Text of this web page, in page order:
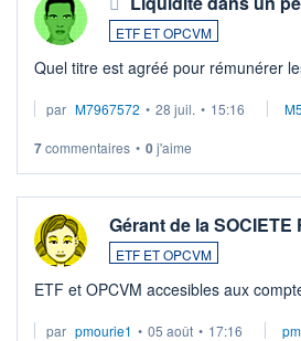
ETF ET OPCVM
Quel titre est agréé pour rémunérer
par M7967572 • 28 juil. • 15:16
7commentaires • 0j'aime
Gérant de la
ETF ET OPCVM
ETF et OPCVM accesibles aux
par pmourie1 • 05 août • 17:16